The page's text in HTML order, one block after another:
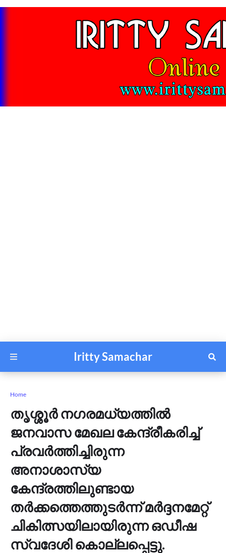
Iritty Samachar
Home
തൃശ്ശൂര്‍ നഗരമധ്യത്തില്‍
ജനവാസ മേഖല കേന്ദ്രീകരിച്ച്
പ്രവര്‍ത്തിച്ചിരുന്ന
അനാശാസ്യ
കേന്ദ്രത്തിലുണ്ടായ
തര്‍ക്കത്തെത്തുടര്‍ന്ന് മര്‍ദ്ദനമേറ്റ്
ചികിത്സയിലായിരുന്ന ഒഡീഷ
സ്വദേശി കൊല്ലപ്പെട്ടു.